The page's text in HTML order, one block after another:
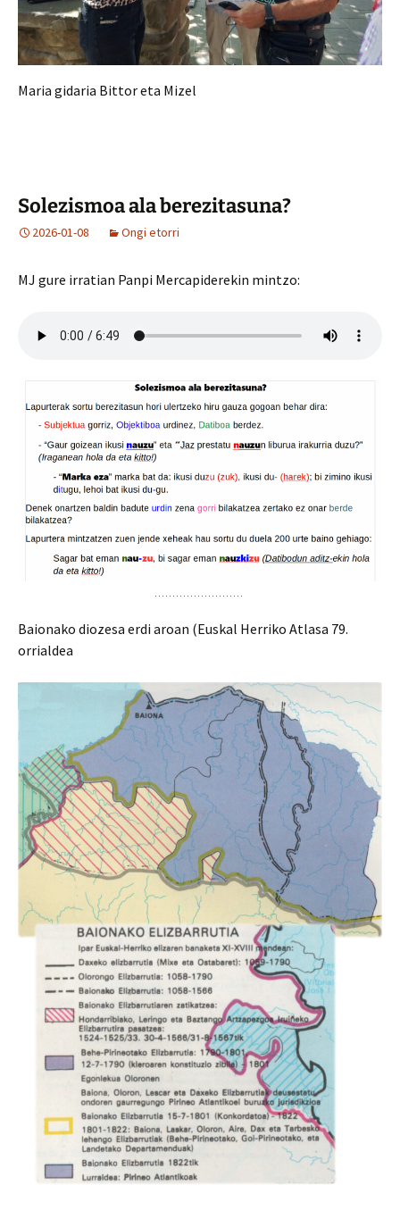
Maria gidaria Bittor eta Mizel
Solezismoa ala berezitasuna?
2026-01-08 Ongi etorri
MJ gure irratian Panpi Mercapiderekin mintzo:
Baionako diozesa erdi aroan (Euskal Herriko Atlasa 79.
orrialdea